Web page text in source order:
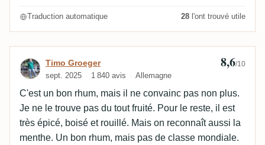
comme l'orange amère, le pamplemousse, et peut-
être du piment de la Jamaïque. 8,9 : La finale est
longue, sèche et tannique, avec diverses notes de
bois torréfié comme le café, le chocolat, la praline, la
confiserie, légèrement fumée et épicée, boisée,
associant différents fruits secs, tropicaux et agrumes,
fraise, cerise, pourri, piquant et des notes médicinales
dominante. Il a tout simplement plus d'arômes de
prendre le temps de l'apprécier ! C'est ma préférée
parmi les 3 éditions "very rare cask" précédentes ! 😄
🇷🇪
Traduction automatique 28 l'ont trouvé utile
Avis de Timo Groeger
Timo Groeger
sept. 2025 1 840 avis Allemagne
8,6/10
C'est un bon rhum, mais il ne convainc pas non plus.
Je ne le trouve pas du tout fruité. Pour le reste, il est
très épicé, boisé et rouillé. Mais on reconnaît aussi la
menthe. Un bon rhum, mais pas de classe mondiale.